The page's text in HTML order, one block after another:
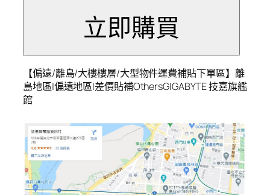
【偏遠/離島/大樓樓層/大型物件運費補貼下單區】離
島地區|偏遠地區|差價貼補OthersGIGABYTE 技嘉旗艦
館